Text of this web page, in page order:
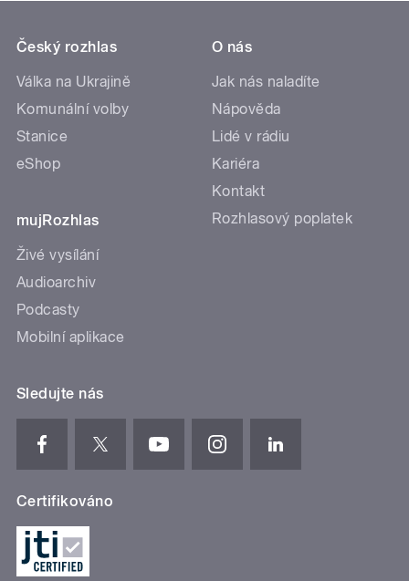
Český rozhlas
Válka na Ukrajině
Komunální volby
Stanice
eShop
mujRozhlas
Živé vysílání
Audioarchiv
Podcasty
Mobilní aplikace
O nás
Jak nás naladíte
Nápověda
Lidé v rádiu
Kariéra
Kontakt
Rozhlasový poplatek
Sledujte nás
Certifikováno